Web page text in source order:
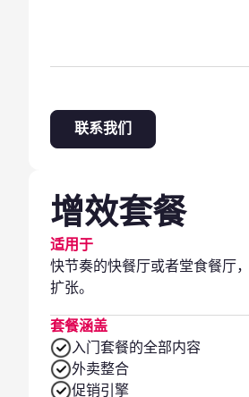
联系我们
增效套餐
适用于
快节奏的快餐厅或者堂食餐厅
扩张。
套餐涵盖
入门套餐的全部内容
外卖整合
促销引擎